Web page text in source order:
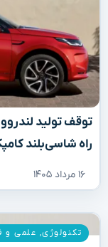
راه شاسی‌بلند
۱۶ مرداد ۱۴۰۵
تکنولوژی, علمی و